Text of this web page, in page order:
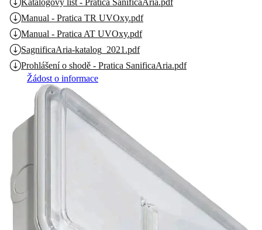
Manual - Pratica TR UVOxy.pdf
Manual - Pratica AT UVOxy.pdf
SagnificaAria-katalog_2021.pdf
Prohlášení o shodě - Pratica SanificaAria.pdf
Žádost o informace